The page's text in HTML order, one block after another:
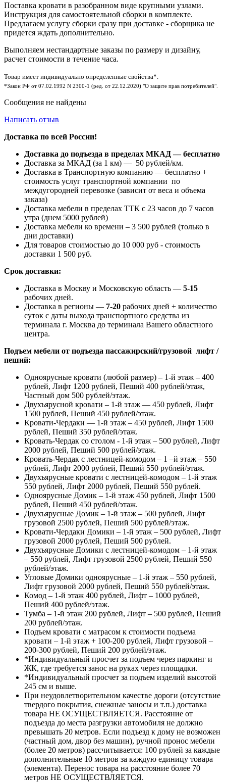
Поставка кровати в разобранном виде крупными узлами.
Инструкция для самостоятельной сборки в комплекте.
Предлагаем услугу сборки сразу при доставке - сборщика не
придется ждать дополнительно.
Выполняем нестандартные заказы по размеру и дизайну,
расчет стоимости в течение часа.
Товар имеет индивидуально определенные свойства*.
*Закон РФ от 07.02.1992 N 2300-1 (ред. от 22.12.2020) "О защите прав потребителей".
Сообщения не найдены
Написать отзыв
Доставка по всей России!
Доставка до подъезда в пределах МКАД — бесплатно
Доставка за МКАД (за 1 км) — 50 рублей/км.
Доставка в Транспортную компанию — бесплатно +
стоимость услуг транспортной компании по
междугородней перевозке (зависит от веса и объема
заказа)
Доставка мебели в пределах ТТК с 23 часов до 7 часов
утра (днем 5000 рублей)
Доставка мебели ко времени – 3 500 рублей (только в
дни доставки)
Для товаров стоимостью до 10 000 руб - стоимость
доставки 1 500 руб.
Срок доставки:
Доставка в Москву и Московскую область — 5-15
рабочих дней.
Доставка в регионы — 7-20 рабочих дней + количество
суток с даты выхода транспортного средства из
терминала г. Москва до терминала Вашего областного
центра.
Подъем мебели от подъезда пассажирский/грузовой лифт /
пеший:
Одноярусные кровати (любой размер) – 1-й этаж – 400
рублей, Лифт 1200 рублей, Пеший 400 рублей/этаж,
Частный дом 500 рублей/этаж.
Двухъярусной кровати – 1-й этаж — 450 рублей, Лифт
1500 рублей, Пеший 450 рублей/этаж.
Кровати-Чердаки — 1-й этаж – 450 рублей, Лифт 1500
рублей, Пеший 350 рублей/этаж.
Кровать-Чердак со столом - 1-й этаж – 500 рублей, Лифт
2000 рублей, Пеший 500 рублей/этаж.
Кровать-Чердак с лестницей-комодом – 1 –й этаж – 550
рублей, Лифт 2000 рублей, Пеший 550 рублей/этаж.
Двухъярусные кровати с лестницей-комодом – 1-й этаж
550 рублей, Лифт 2000 рублей, Пеший 550 рублей.
Одноярусные Домик – 1-й этаж 450 рублей, Лифт 1500
рублей, Пеший 450 рублей/этаж.
Двухъярусные Домик – 1-й этаж – 500 рублей, Лифт
грузовой 2500 рублей, Пеший 500 рублей/этаж.
Кровати-Чердаки Домики – 1-й этаж – 500 рублей, Лифт
грузовой 2000 рублей, Пеший 500 рублей.
Двухъярусные Домики с лестницей-комодом – 1-й этаж
– 550 рублей, Лифт грузовой 2500 рублей, Пеший 550
рублей/этаж.
Угловые Домики одноярусные – 1-й этаж – 550 рублей,
Лифт грузовой 2000 рублей, Пеший 550 рублей/этаж.
Комод – 1-й этаж 400 рублей, Лифт – 1000 рублей,
Пеший 400 рублей/этаж.
Тумба – 1-й этаж 200 рублей, Лифт – 500 рублей, Пеший
200 рублей/этаж.
Подъем кровати с матрасом к стоимости подъема
кровати – 1-й этаж + 100-200 рублей, Лифт грузовой –
200-300 рублей, Пеший 200 рублей/этаж.
*Индивидуальный просчет за подъем через паркинг и
ЖК, где требуется занос на руках через площадки.
*Индивидуальный просчет за подъем изделий высотой
245 см и выше.
При неудовлетворительном качестве дороги (отсутствие
твердого покрытия, снежные заносы и т.п.) доставка
товара НЕ ОСУЩЕСТВЛЯЕТСЯ. Расстояние от
подъезда до места разгрузки автомобиля не должно
превышать 20 метров. Если подъезд к дому не возможен
(частный дом, двор без машин), ручной пронос мебели
(более 20 метров) рассчитывается: 100 рублей за каждые
дополнительные 10 метров за каждую единицу товара
(элемента). Перенос товара на расстояние более 70
метров НЕ ОСУЩЕСТВЛЯЕТСЯ.